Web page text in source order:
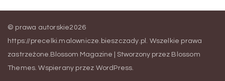
© prawa autorskie2026
https://precelki.malownicze.bieszczady.pl . Wszelkie prawa
zastrzeżone. Blossom Magazine | Stworzony przez Blossom
Themes. Wspierany przez WordPress.